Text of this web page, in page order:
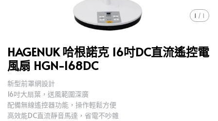
1 / 1
HAGENUK 哈根諾克 16吋DC直流遙控電
風扇 HGN-168DC
新型前罩網設計
16吋大扇葉，送風範圍深廣
配備無線遙控器功能，操作輕鬆方便
高效能DC直流靜音馬達，省電不吵雜